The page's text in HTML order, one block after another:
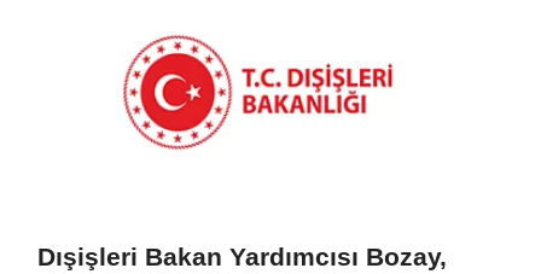
Dışişleri Bakan Yardımcısı Bozay,